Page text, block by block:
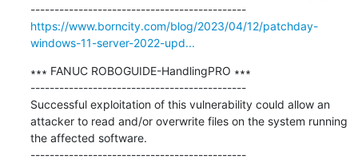
---------------------------------------------
https://www.borncity.com/blog/2023/04/12/patchday-
windows-11-server-2022-upd...
∗∗∗ FANUC ROBOGUIDE-HandlingPRO ∗∗∗
---------------------------------------------
Successful exploitation of this vulnerability could allow an
attacker to read and/or overwrite files on the system running
the affected software.
---------------------------------------------